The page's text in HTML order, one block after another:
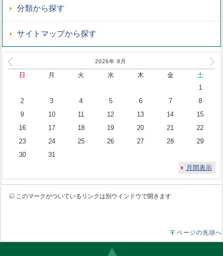
分類から探す
サイトマップから探す
2026年 8 月
日 月 火 水 木 金
土
1
2
3 4 5 6 7
8
9
10 11 12 13 14
15
16
17 18 19 20 21
22
23
24 25 26 27 28
29
30
31
月間表示
このマークがついているリンクは別ウインドウで開きます
ページの先頭へ